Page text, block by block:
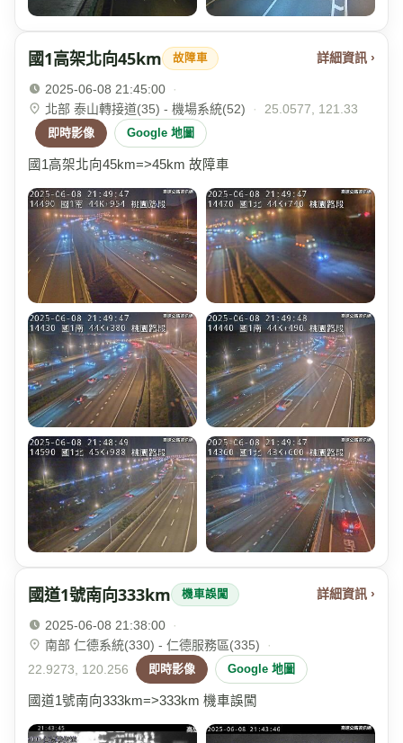
國1高架北向45km 故障車 詳細資訊 ›
2025-06-08 21:45:00
·
北部 泰山轉接道(35) - 機場系統(52)
· 25.0577, 121.33
即時影像 Google 地圖
國1高架北向45km=>45km 故障車
國道1號南向333km 機車誤闖 詳細資訊 ›
2025-06-08 21:38:00
·
南部 仁德系統(330) - 仁德服務區(335)
·
22.9273, 120.256
即時影像 Google 地圖
國道1號南向333km=>333km 機車誤闖